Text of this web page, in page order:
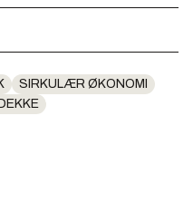
SIRKULÆR ØKONOMI